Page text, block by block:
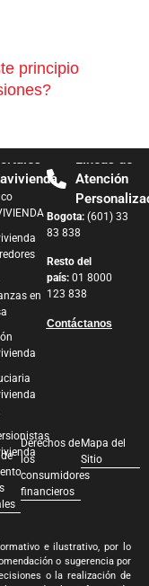
principio
en
Líneas de
Atención
Bogota: (601) 33
83 838
Resto del
país: 01 8000
123 838
Contáctanos
Derechos de
los
consumidores
financieros
Mapa del
Sitio
e ilustrativo, por lo
o sugerencia por
o la realización de